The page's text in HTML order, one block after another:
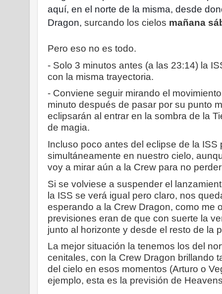
aquí, en el norte de la misma, desde
Dragon, surcando los cielos mañana
Pero eso no es todo.
- Solo 3 minutos antes (a las 23:14) la
con la misma trayectoria.
- Conviene seguir mirando el
minuto después de pasar por su punto
eclipsarán al entrar en la sombra de la
de magia.
Incluso poco antes del eclipse de la
simultáneamente en nuestro cielo,
voy a mirar aún a la Crew para no
Si se volviese a suspender el
la ISS se verá igual pero claro, nos
esperando a la Crew Dragon, como me
previsiones eran de que con suerte la
junto al horizonte y desde el resto de la
La mejor situación la tenemos los del
cenitales, con la Crew Dragon brillando
del cielo en esos momentos (Arturo o
ejemplo, esta es la previsión de